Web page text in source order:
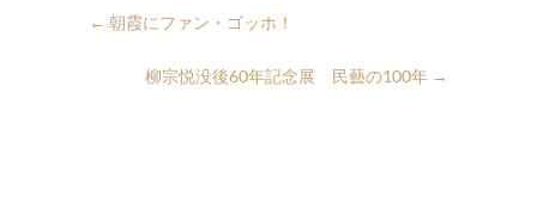
← 朝霞にファン・ゴッホ！
柳宗悦没後60年記念展 民藝の100年 →